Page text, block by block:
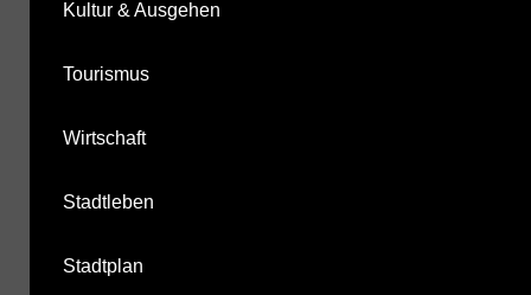
Kultur & Ausgehen
Tourismus
Wirtschaft
Stadtleben
Stadtplan